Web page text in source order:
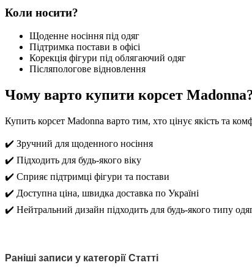
Коли носити?
Щоденне носіння під одяг
Підтримка постави в офісі
Корекція фігури під облягаючий одяг
Післяпологове відновлення
Чому варто купити корсет
Купить корсет Madonna варто тим, хто цінує якість та
✔️ Зручний для щоденного носіння
✔️ Підходить для будь-якого віку
✔️ Сприяє підтримці фігури та постави
✔️ Доступна ціна, швидка доставка по Україні
✔️ Нейтральний дизайн підходить для будь-якого типу
Раніші записи у категорії Статті